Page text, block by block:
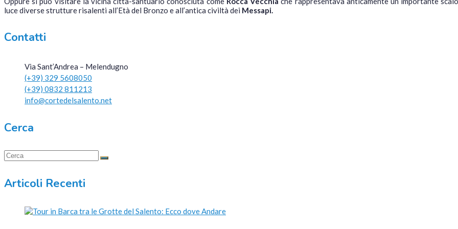
luce diverse strutture risalenti all’Età del Bronzo e all’antica civiltà dei Messapi.
Contatti
Via Sant’Andrea – Melendugno
(+39) 329 5608050
(+39) 0832 811213
info@cortedelsalento.net
Cerca
Articoli Recenti